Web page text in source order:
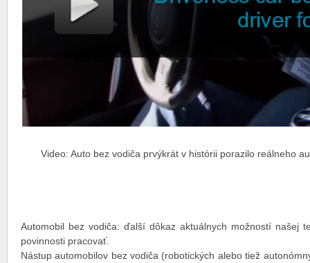
Video: Auto bez vodiča prvýkrát v histórii porazilo reálneho
Automobil bez vodiča: ďalší dôkaz aktuálnych možností našej
povinnosti pracovať.
Nástup automobilov bez vodiča (robotických alebo tiež